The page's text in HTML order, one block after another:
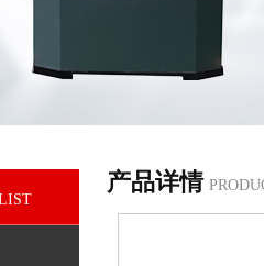
产品详情